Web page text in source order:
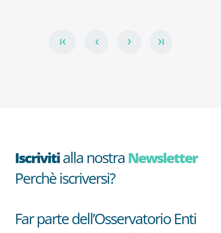
Iscrivitialla nostra Newsletter
Perchè iscriversi?
Far parte dell’Osservatorio Enti